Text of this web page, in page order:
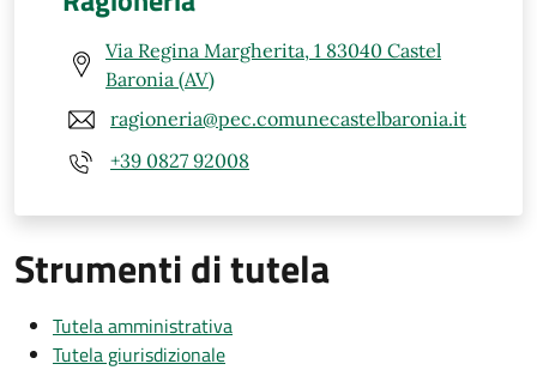
Via Regina Margherita, 1 83040 Castel
Baronia (AV)
ragioneria@pec.comunecastelbaronia.it
+39 0827 92008
Strumenti di tutela
Tutela amministrativa
Tutela giurisdizionale